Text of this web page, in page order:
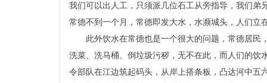
我们可以出人工，只须派几位石工从旁指导，我们
常德不到一个月，常德即发大水，水濒城头，人们
此外饮水在常德也是一个很大的问题，常德居
洗菜、洗马桶、倒垃圾污秽，无不在此，而人们的
令部队在江边筑起码头，从岸上搭条板，凸达河中